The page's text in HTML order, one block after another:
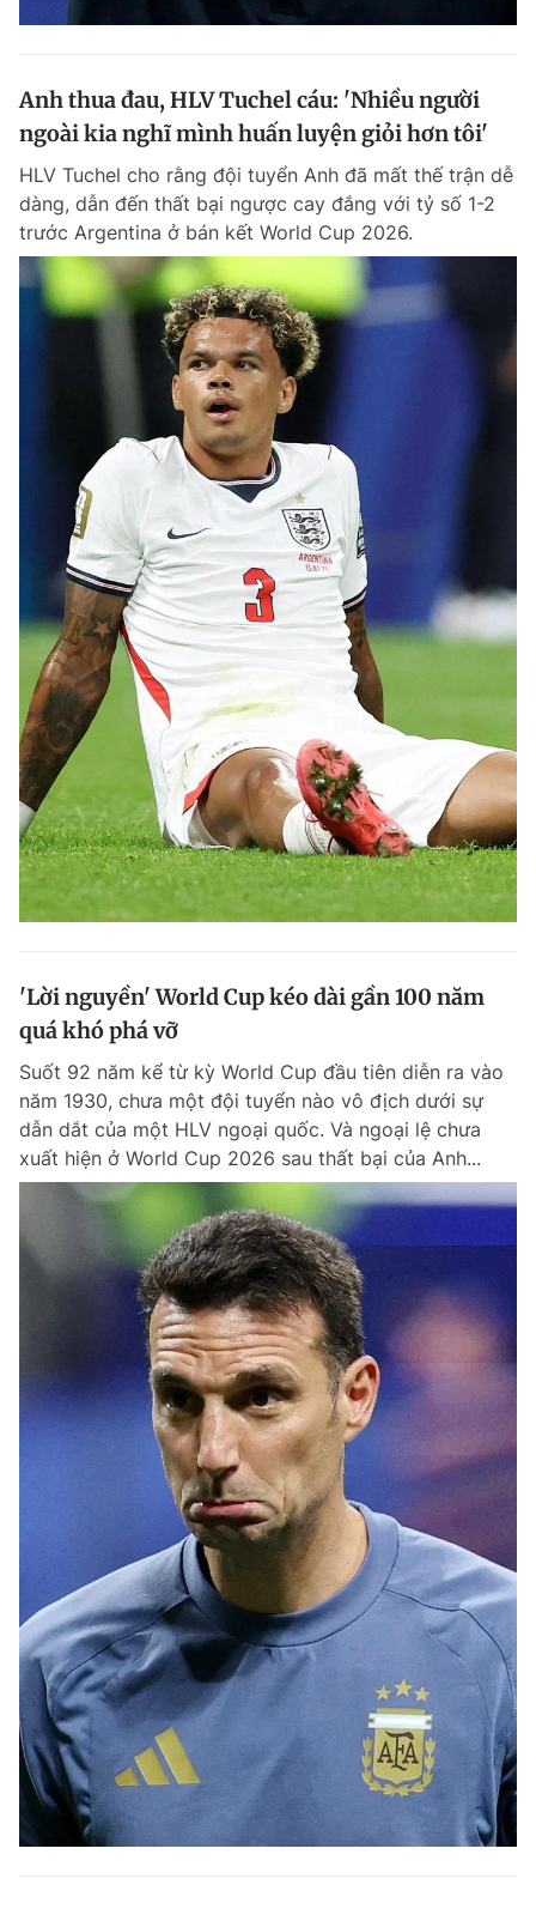
Anh thua đau, HLV Tuchel cáu: 'Nhiều người
ngoài kia nghĩ mình huấn luyện giỏi hơn tôi'
HLV Tuchel cho rằng đội tuyển Anh đã mất thế trận dễ
dàng, dẫn đến thất bại ngược cay đắng với tỷ số 1-2
trước Argentina ở bán kết World Cup 2026.
'Lời nguyền' World Cup kéo dài gần 100 năm
quá khó phá vỡ
Suốt 92 năm kể từ kỳ World Cup đầu tiên diễn ra vào
năm 1930, chưa một đội tuyển nào vô địch dưới sự
dẫn dắt của một HLV ngoại quốc. Và ngoại lệ chưa
xuất hiện ở World Cup 2026 sau thất bại của Anh...